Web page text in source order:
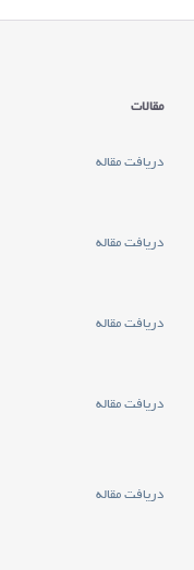
مقالات
دریافت مقاله
دریافت مقاله
دریافت مقاله
دریافت مقاله
دریافت مقاله